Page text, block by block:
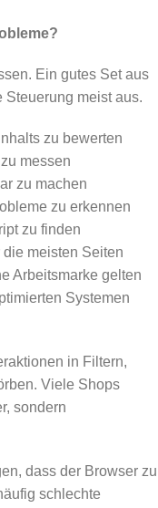
Ein gutes Set aus
Steuerung meist aus.
zu bewerten
messen
zu machen
zu erkennen
zu finden
meisten Seiten
Arbeitsmarke gelten
Systemen
in Filtern,
Viele Shops
sondern
dass der Browser zu
schlechte